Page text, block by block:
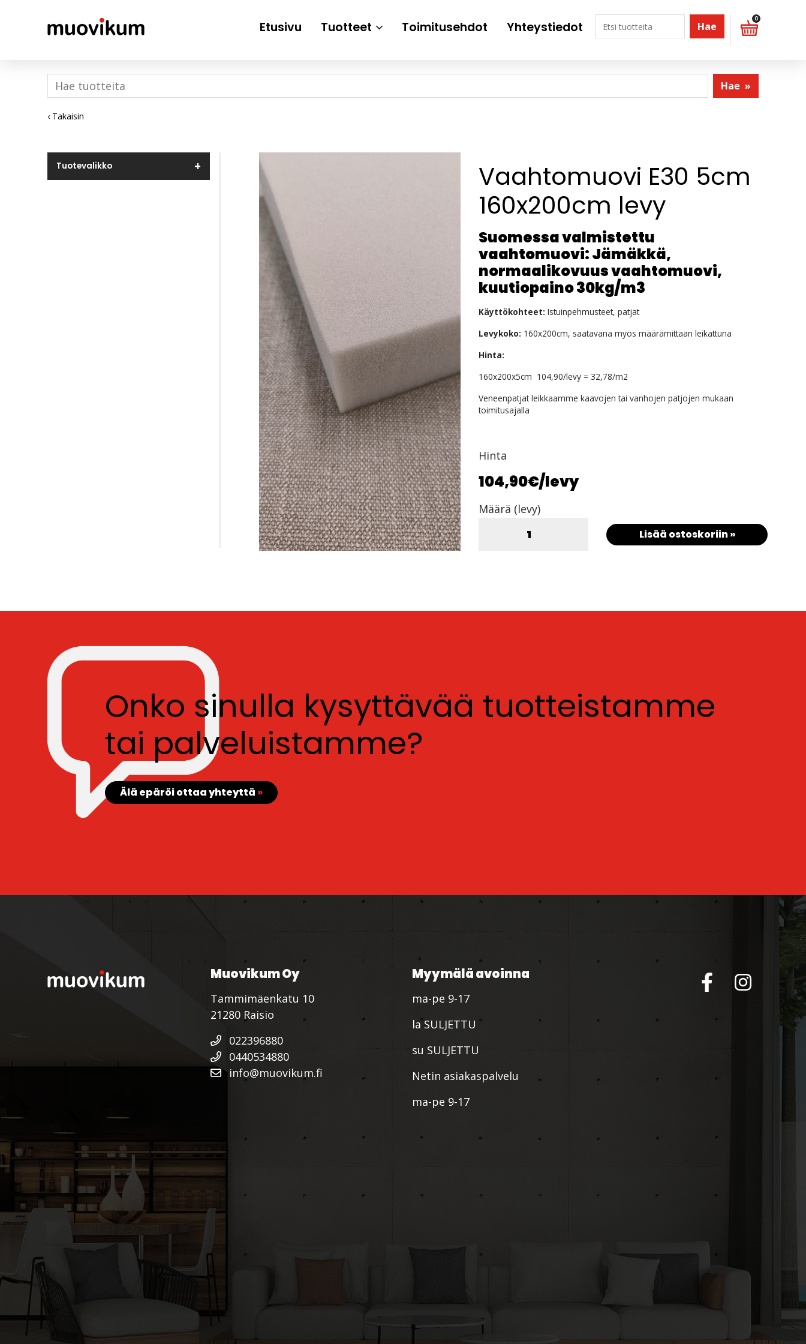
Etusivu Tuotteet Toimitusehdot Yhteystiedot Hae
0
Hae »
‹ Takaisin
Tuotevalikko
Vaahtomuovi E30 5cm
160x200cm levy
Suomessa valmistettu
vaahtomuovi: Jämäkkä,
normaalikovuus vaahtomuovi,
kuutiopaino 30kg/m3
Käyttökohteet: Istuinpehmusteet, patjat
Levykoko: 160x200cm, saatavana myös määrämittaan leikattuna
Hinta:
160x200x5cm 104,90/levy = 32,78/m2
Veneenpatjat leikkaamme kaavojen tai vanhojen patjojen mukaan
toimitusajalla
Hinta
104,90€/levy
Määrä (levy)
Lisää ostoskoriin »
Onko sinulla kysyttävää tuotteistamme
tai palveluistamme?
Älä epäröi ottaa yhteyttä »
Muovikum Oy
Tammimäenkatu 10
21280 Raisio
022396880
0440534880
info@muovikum.fi
Myymälä avoinna
ma-pe 9-17
la SULJETTU
su SULJETTU
Netin asiakaspalvelu
ma-pe 9-17